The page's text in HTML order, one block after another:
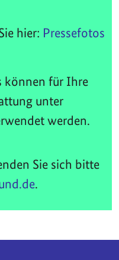
hier: Pressefotos
können für Ihre
unter
werden.
Sie sich bitte
.